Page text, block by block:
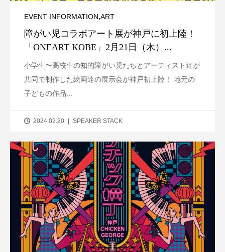
EVENT INFORMATION,ART
障がい児コラボアート展が神戸に初上陸！
「ONEART KOBE」2月21日（木）...
小学生〜高校生の知的障がい児たちとアーティスト達が
共同で制作した絵画達の展示会が神戸初上陸！ 地元の
子どもの作品...
2024.02.20 SPEAKER STACK